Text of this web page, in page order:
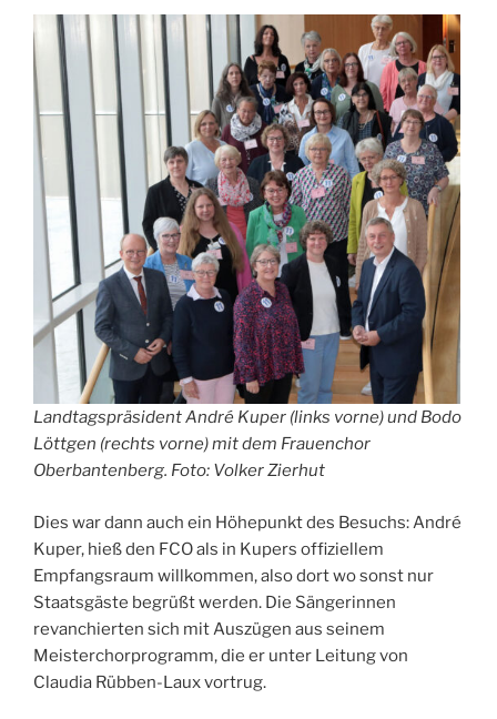
Landtagspräsident André Kuper (links vorne) und Bodo
Löttgen (rechts vorne) mit dem Frauenchor
Oberbantenberg. Foto: Volker Zierhut
Dies war dann auch ein Höhepunkt des Besuchs: André
Kuper, hieß den FCO als in Kupers offiziellem
Empfangsraum willkommen, also dort wo sonst nur
Staatsgäste begrüßt werden. Die Sängerinnen
revanchierten sich mit Auszügen aus seinem
Meisterchorprogramm, die er unter Leitung von
Claudia Rübben-Laux vortrug.